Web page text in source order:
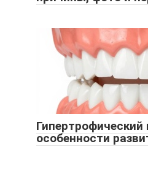
Гипертрофический
особенности